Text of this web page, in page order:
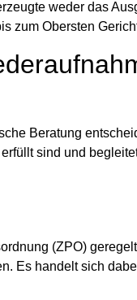
weder das
zum Obersten
Beratung
sind und
(ZPO)
Es handelt sich